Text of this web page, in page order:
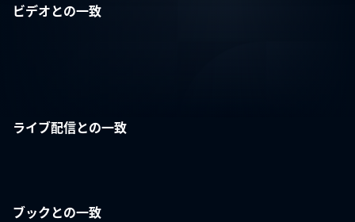
ビデオとの一致
ライブ配信との一致
ブックとの一致